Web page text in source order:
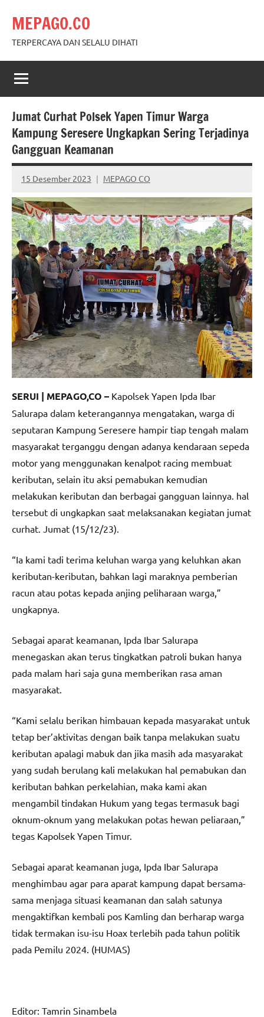
content
MEPAGO.CO
TERPERCAYA DAN SELALU DIHATI
Jumat Curhat Polsek Yapen Timur Warga
Kampung Seresere Ungkapkan Sering Terjadinya
Gangguan Keamanan
15 Desember 2023 MEPAGO CO
No
comments
SERUI | MEPAGO,CO – Kapolsek Yapen Ipda Ibar
Salurapa dalam keterangannya mengatakan, warga di
seputaran Kampung Seresere hampir tiap tengah malam
masyarakat terganggu dengan adanya kendaraan sepeda
motor yang menggunakan kenalpot racing membuat
keributan, selain itu aksi pemabukan kemudian
melakukan keributan dan berbagai gangguan lainnya. hal
tersebut di ungkapkan saat melaksanakan kegiatan jumat
curhat. Jumat (15/12/23).
“Ia kami tadi terima keluhan warga yang keluhkan akan
keributan-keributan, bahkan lagi maraknya pemberian
racun atau potas kepada anjing peliharaan warga,”
ungkapnya.
Sebagai aparat keamanan, Ipda Ibar Salurapa
menegaskan akan terus tingkatkan patroli bukan hanya
pada malam hari saja guna memberikan rasa aman
masyarakat.
“Kami selalu berikan himbauan kepada masyarakat untuk
tetap ber’aktivitas dengan baik tanpa melakukan suatu
keributan apalagi mabuk dan jika masih ada masyarakat
yang sudah berulang kali melakukan hal pemabukan dan
keributan bahkan perkelahian, maka kami akan
mengambil tindakan Hukum yang tegas termasuk bagi
oknum-oknum yang melakukan potas hewan peliaraan,”
tegas Kapolsek Yapen Timur.
Sebagai aparat keamanan juga, Ipda Ibar Salurapa
menghimbau agar para aparat kampung dapat bersama-
sama menjaga situasi keamanan dan salah satunya
mengaktifkan kembali pos Kamling dan berharap warga
tidak termakan isu-isu Hoax terlebih pada tahun politik
pada Pemilu 2024. (HUMAS)
Editor: Tamrin Sinambela